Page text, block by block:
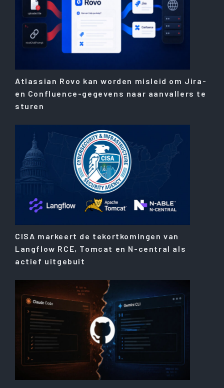
Atlassian Rovo kan worden misleid om Jira-
en Confluence-gegevens naar aanvallers te
sturen
CISA markeert de tekortkomingen van
Langflow RCE, Tomcat en N-central als
actief uitgebuit